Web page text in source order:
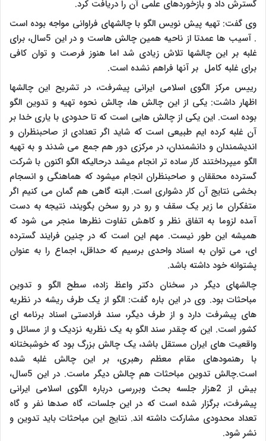
گسترش داد و بازخوردهای علمی آن را دریافت کرد.
وی گفت: تهیه پیش نویس الگو با چالشهای فراوانی مواجه بوده است
. آسیب ها عمدتا از ناحیه همین چالش هاست و در این 5سال، برای
غلبه بر این چالشها تلاش زیادی شد اما هنوز فرصت و توان کافی
برای غلبه کامل بر آنها فراهم نشده است.
رییس مرکز الگوی اسلامی ایرانی پیشرفت، در تشریح این چالشها
اظهار داشت: یکی از این چالش ها، چالش نحوه تهیه و تدوین الگو
بوده است. این یکی از چالش هایی است که تا حدودی با یاری خدا بر
آن غلبه کرده ایم طبیعی است که شاید اگر تعدادی از صاحبنظران و
اندیشمندان و دانشمندان، در مرکزی دور هم جمع می شدند و به تهیه
الگو میپرداختند کار ساده تر انجام میشد درحالیکه الگو اکنون با شرکت
گسترده محققان و صاحبنظران انجام میشود که هماهنگی و انسجام
بخشی نتایج آن کار دشواری است. البته گاهی هم گمان می کنیم اگر
متفکران ما زیر یک سقف و رو در رو سخن بگویند، نتیجه به دست
آمده لزوما به اتفاق نظر و کاهش تفاوت نظرها منجر می شود که
همیشه این طور نیست. مهم این است که در چنین فرایند گسترده
ای، می توان به اسناد واحدی برسیم که حداقل، اجماع را به عنوان
پشتوانه خود داشته باشد.
چالشهای دیگر در سخنان دکتر واعظ زاده، سطح الگو و تدوین
مباحثات بود. وی در این باره گفت: الگو از یک طرف ریشه در نظریه
های پیشرفت دارد و از طرف دیگر، سند فرادستی اسناد برنامه ای
کشور است. این که چقدر سند الگو به یک نظریه نزدیک و از مسائل و
واقعیت های ایران مستقل باشد، یک چالش بزرگ بود که خوشبختانه
با رهنمودهای مقام معظم رهبری، بر این چالش غلبه شده
است.چالش تدوین مباحثات هم چالش دیگر ماست. در این 5سال،
بیش از 2هزار جلسه بحث وبررسی درباره الگوی اسلامی ایرانی
پیشرفت، برگزار شده است که در این جلسات، گاه صدها نفر و گاه
تعداد محدودی مشارکت داشته اند. نتایج این مباحثات باید تدوین و
نشر شود.